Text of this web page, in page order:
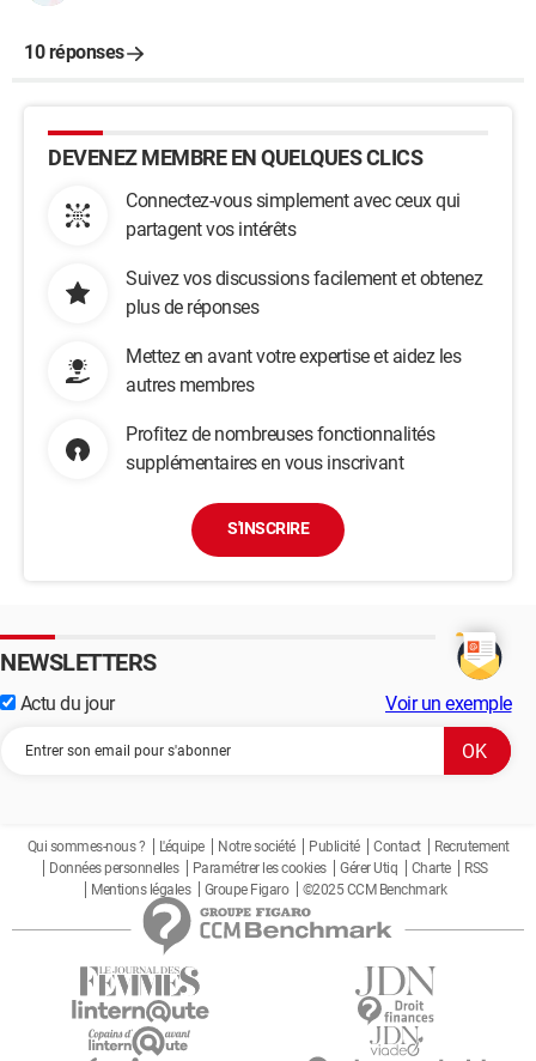
10 réponses
DEVENEZ MEMBRE EN QUELQUES CLICS
Connectez-vous simplement avec ceux qui
partagent vos intérêts
Suivez vos discussions facilement et obtenez
plus de réponses
Mettez en avant votre expertise et aidez les
autres membres
Profitez de nombreuses fonctionnalités
supplémentaires en vous inscrivant
S'INSCRIRE
NEWSLETTERS
Actu du jour Voir un exemple
Qui sommes-nous ? L'équipe Notre société Publicité Contact
Recrutement
Données personnelles
Paramétrer les cookies Gérer Utiq Charte
RSS
Mentions légales
Groupe Figaro ©2025 CCM Benchmark